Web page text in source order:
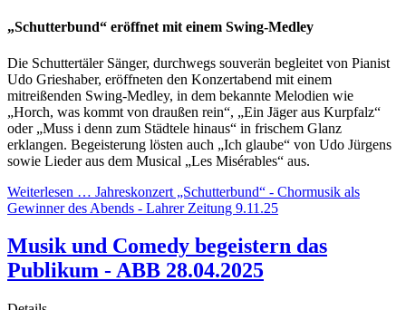
„Schutterbund“ eröffnet mit einem Swing-Medley
Die Schuttertäler Sänger, durchwegs souverän begleitet von Pianist
Udo Grieshaber, eröffneten den Konzertabend mit einem
mitreißenden Swing-Medley, in dem bekannte Melodien wie
„Horch, was kommt von draußen rein“, „Ein Jäger aus Kurpfalz“
oder „Muss i denn zum Städtele hinaus“ in frischem Glanz
erklangen. Begeisterung lösten auch „Ich glaube“ von Udo Jürgens
sowie Lieder aus dem Musical „Les Misérables“ aus.
Weiterlesen … Jahreskonzert „Schutterbund“ - Chormusik als
Gewinner des Abends - Lahrer Zeitung 9.11.25
Musik und Comedy begeistern das
Publikum - ABB 28.04.2025